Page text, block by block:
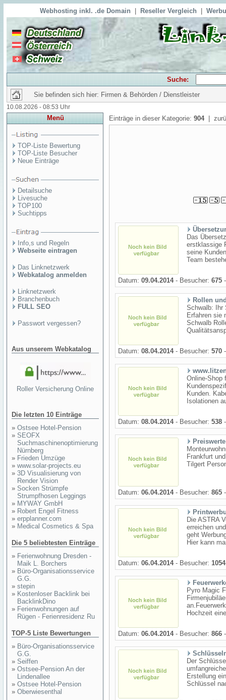
Webhosting inkl. .de Domain Reseller Vergleich
Suche:
Sie befinden sich hier: Firmen & Behörden / Dienstleister
10.08.2026 - 08:53 Uhr
Menü
TOP-Liste Bewertung
TOP-Liste Besucher
Neue Einträge
Detailsuche
Livesuche
TOP100
Suchtipps
Info,s und Regeln
Webseite eintragen
Das Linknetzwerk
Webkatalog anmelden
Linknetzwerk
Branchenbuch
FULL SEO
Passwort vergessen?
Aus unserem Webkatalog
Roller Versicherung Online
Die letzten 10 Einträge
» Ostsee Hotel-Pension
» SEOFX
Suchmaschinenoptimierung
Nürnberg
» Frieden Umzüge
» www.solar-projects.eu
» 3D Visualisierung von
Render Vision
» Socken Strümpfe
Strumpfhosen Leggings
» MYWAY GmbH
» Robert Engel Fitness
» erpplanner.com
» Medical Cosmetics & Spa
Die 5 beliebtesten Einträge
» Ferienwohnung Dresden -
Maik L. Borchers
» Büro-Organisationsservice
G.G.
» stepin
» Kostenloser Backlink bei
BacklinkDino
» Ferienwohnungen auf
Rügen - Ferienresidenz Ru
TOP-5 Liste Bewertungen
» Büro-Organisationsservice
G.G.
» Seiffen
» Ostsee-Pension An der
Lindenallee
» Ostsee Hotel-Pension
» Oberwiesenthal
Einträge in dieser Kategorie: 904|
Das
erstklassige
seine
Team
Datum: 09.04.2014- Besucher: 675
Rollen
Schwalb: Ihr
Erfahren sie
Schwalb
Datum: 08.04.2014- Besucher: 570
Online-Shop
Kunden.
Isolationen
Datum: 08.04.2014- Besucher: 538
Frankfurt
Tilgert
Datum: 06.04.2014- Besucher: 865
Die ASTRA
erreichen
geht
Hier kann
Datum: 06.04.2014- Besucher: 1054
Pyro Magic
Hochzeit
Datum: 06.04.2014- Besucher: 866
Der
Erstellung
Schlüssel